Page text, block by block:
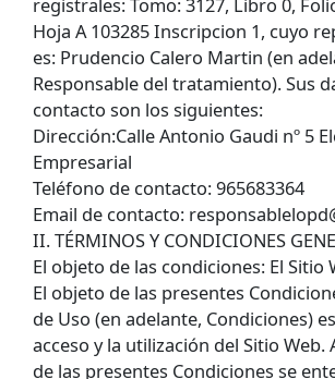
Hoja A 103285 Inscripcion 1, cuyo
es: Prudencio Calero Martin (en
Responsable del tratamiento). Sus
contacto son los siguientes:
Dirección:Calle Antonio Gaudi nº 5
Empresarial
Teléfono de contacto: 965683364
Email de contacto:
II. TÉRMINOS Y CONDICIONES
El objeto de las condiciones: El Sitio
El objeto de las presentes
de Uso (en adelante, Condiciones)
acceso y la utilización del Sitio Web.
de las presentes Condiciones se